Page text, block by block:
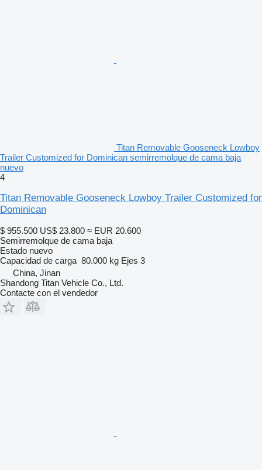
Titan Removable Gooseneck Lowboy
Trailer Customized for Dominican semirremolque de cama baja
nuevo
4
Titan Removable Gooseneck Lowboy Trailer Customized for
Dominican
$ 955.500 US$ 23.800 ≈ EUR 20.600
Semirremolque de cama baja
Estado nuevo
Capacidad de carga 80.000 kg Ejes 3
China, Jinan
Shandong Titan Vehicle Co., Ltd.
Contacte con el vendedor